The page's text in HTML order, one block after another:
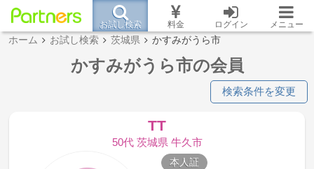
お試し検索 料金 ログイン メニュー
ホーム お試し検索 茨城県 かすみがうら市
かすみがうら市の会員
検索条件を変更
TT
50代 茨城県 牛久市
本人証